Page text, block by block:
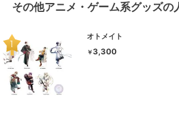
その他アニメ・ゲーム系グッズの
オトメイト
￥3,300